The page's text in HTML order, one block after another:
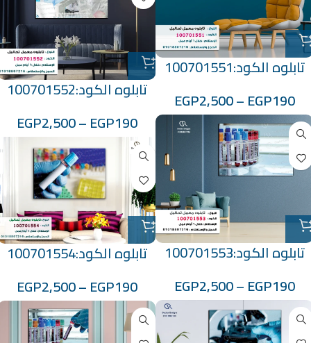
تابلوه الكود:100701551
EGP190
–
EGP2,500
تابلوه الكود:100701552
EGP190
–
EGP2,500
تابلوه الكود:100701553
EGP190
–
EGP2,500
تابلوه الكود:100701554
EGP190
–
EGP2,500